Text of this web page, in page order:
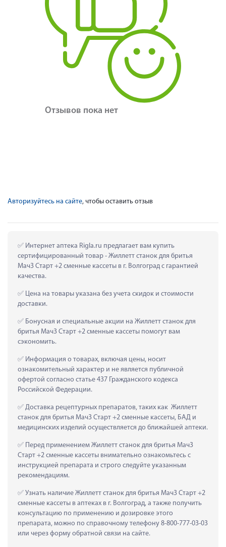
Отзывов пока нет
Авторизуйтесь на сайте, чтобы оставить отзыв
Интернет аптека Rigla.ru предлагает вам купить
сертифицированный товар - Жиллетт станок для бритья
Мач3 Старт +2 сменные кассеты в г. Волгоград с гарантией
качества.
Цена на товары указана без учета скидок и стоимости
доставки.
Бонусная и специальные акции на Жиллетт станок для
бритья Мач3 Старт +2 сменные кассеты помогут вам
сэкономить.
Информация о товарах, включая цены, носит
ознакомительный характер и не является публичной
офертой согласно статье 437 Гражданского кодекса
Российской Федерации.
Доставка рецептурных препаратов, таких как  Жиллетт
станок для бритья Мач3 Старт +2 сменные кассеты, БАД и
медицинских изделий осуществляется до ближайшей аптеки.
Перед применением Жиллетт станок для бритья Мач3
Старт +2 сменные кассеты внимательно ознакомьтесь с
инструкцией препарата и строго следуйте указанным
рекомендациям.
Узнать наличие Жиллетт станок для бритья Мач3 Старт +2
сменные кассеты в аптеках в г. Волгоград, а также получить
консультацию по применению и дозировке этого
препарата, можно по справочному телефону 8-800-777-03-03
или через форму обратной связи на сайте.